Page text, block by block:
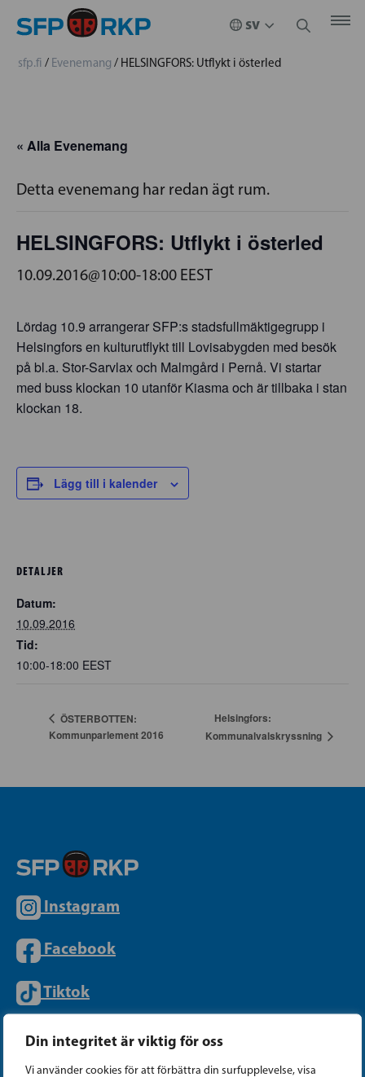
Din integritet är viktig för oss
Vi använder cookies för att förbättra din surfupplevelse, visa
sfp.fi / Evenemang / HELSINGFORS: Utflykt i österled
« Alla Evenemang
Detta evenemang har redan ägt rum.
HELSINGFORS: Utflykt i österled
10.09.2016@10:00-18:00 EEST
Lördag 10.9 arrangerar SFP:s stadsfullmäktigegrupp i
Helsingfors en kulturutflykt till Lovisabygden med besök
på bl.a. Stor-Sarvlax och Malmgård i Pernå. Vi startar
med buss klockan 10 utanför Kiasma och är tillbaka i stan
klockan 18.
Lägg till i kalender
DETALJER
Datum:
10.09.2016
Tid:
10:00-18:00 EEST
ÖSTERBOTTEN:
Kommunparlement 2016
Helsingfors:
Kommunalvalskryssning
Instagram
Facebook
Tiktok
PARTIKANSLIET